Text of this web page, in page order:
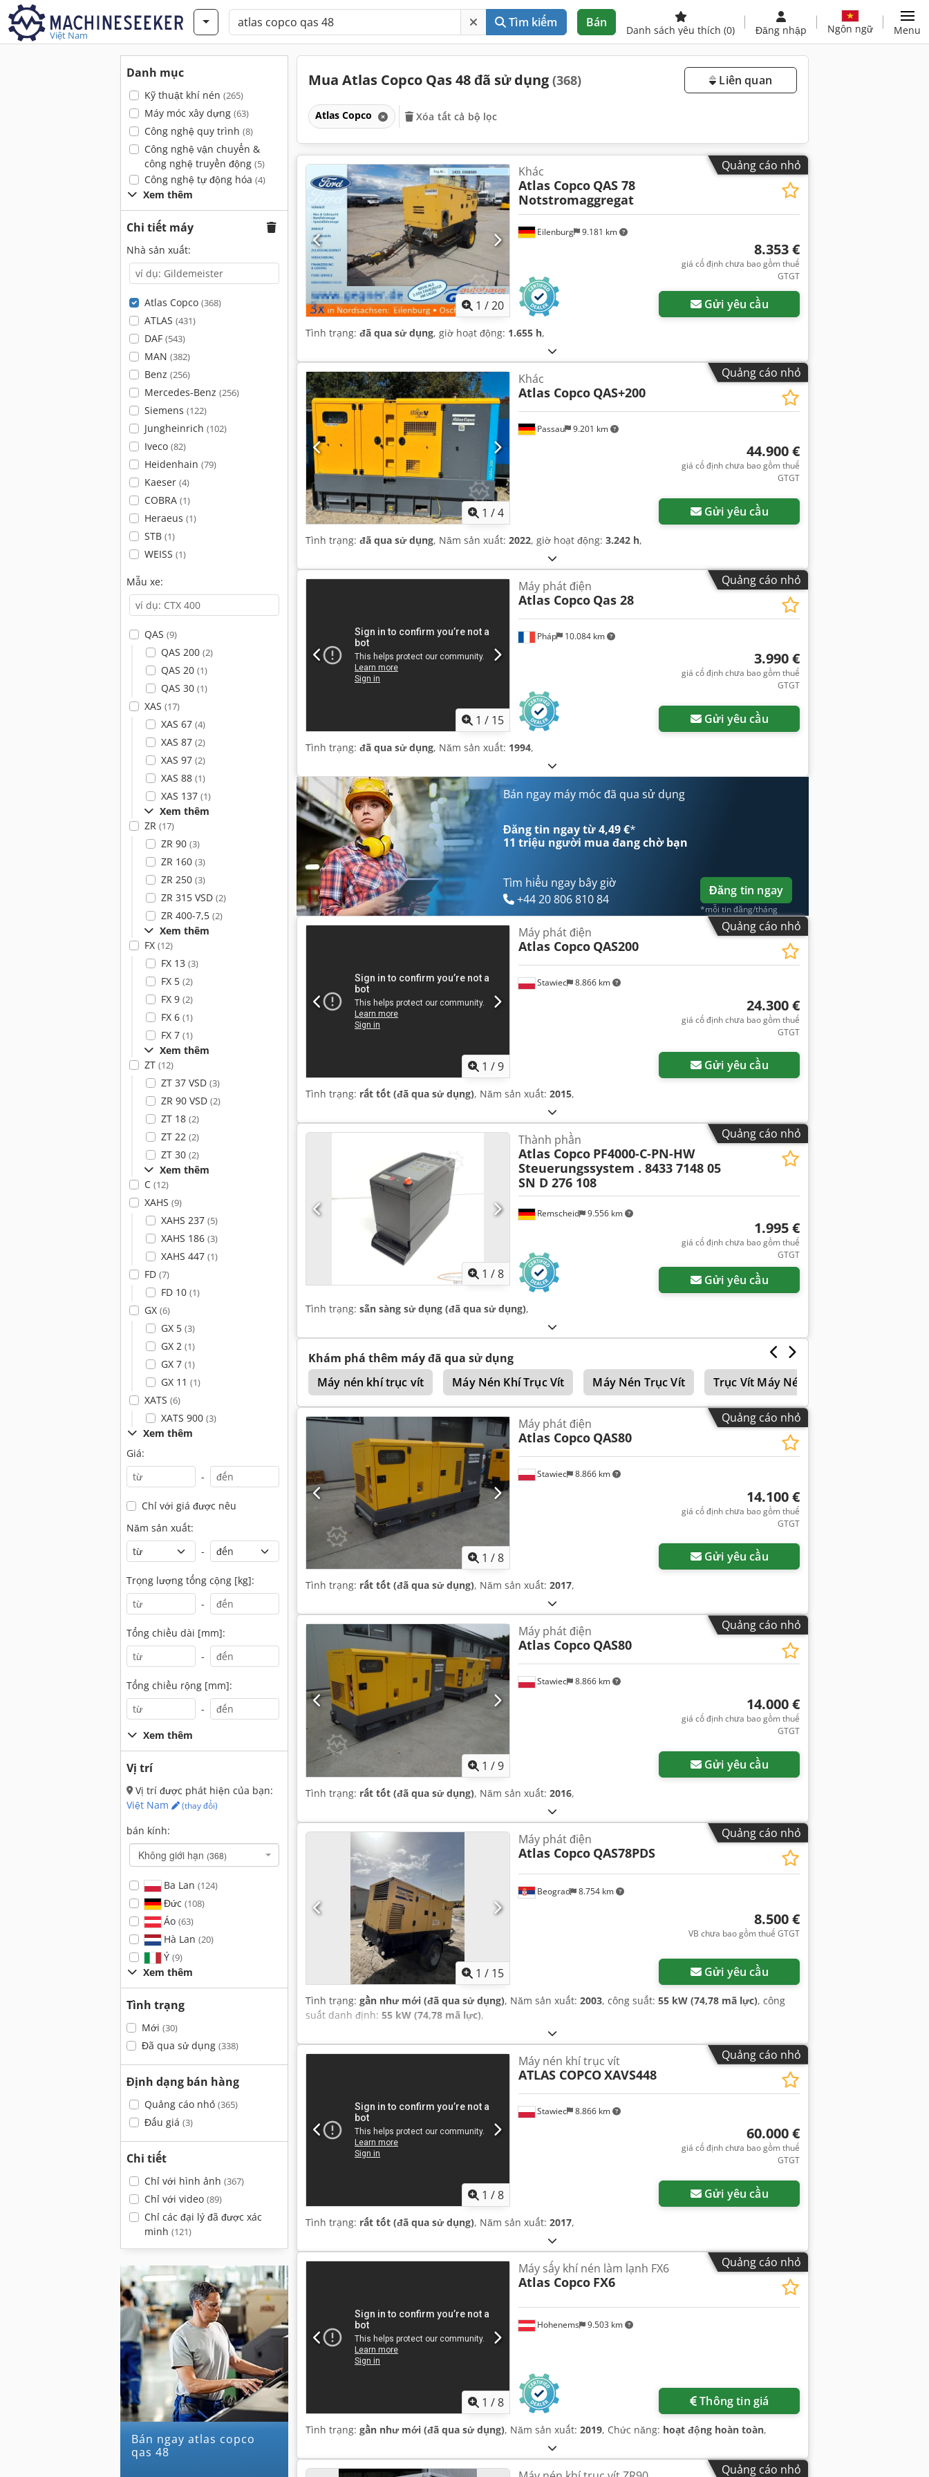
Việt Nam
Tìm kiếm Bán
Danh sách yêu thích (0) Đăng nhập Ngôn ngữ Menu
Danh mục
Kỹ thuật khí nén (265)
Máy móc xây dựng (63)
Công nghệ quy trình (8)
Công nghệ vận chuyển &
công nghệ truyền động (5)
Công nghệ tự động hóa (4)
Xem thêm
Chi tiết máy
Nhà sản xuất:
Atlas Copco (368)
ATLAS (431)
DAF (543)
MAN (382)
Benz (256)
Mercedes-Benz (256)
Siemens (122)
Jungheinrich (102)
Iveco (82)
Heidenhain (79)
Kaeser (4)
COBRA (1)
Heraeus (1)
STB (1)
WEISS (1)
Mẫu xe:
QAS (9)
QAS 200 (2)
QAS 20 (1)
QAS 30 (1)
XAS (17)
XAS 67 (4)
XAS 87 (2)
XAS 97 (2)
XAS 88 (1)
XAS 137 (1)
Xem thêm
ZR (17)
ZR 90 (3)
ZR 160 (3)
ZR 250 (3)
ZR 315 VSD (2)
ZR 400-7,5 (2)
Xem thêm
FX (12)
FX 13 (3)
FX 5 (2)
FX 9 (2)
FX 6 (1)
FX 7 (1)
Xem thêm
ZT (12)
ZT 37 VSD (3)
ZR 90 VSD (2)
ZT 18 (2)
ZT 22 (2)
ZT 30 (2)
Xem thêm
C (12)
XAHS (9)
XAHS 237 (5)
XAHS 186 (3)
XAHS 447 (1)
FD (7)
FD 10 (1)
GX (6)
GX 5 (3)
GX 2 (1)
GX 7 (1)
GX 11 (1)
XATS (6)
XATS 900 (3)
Xem thêm
Giá:
-
Chỉ với giá được nêu
Năm sản xuất:
-
Trọng lượng tổng cộng [kg]:
-
Tổng chiều dài [mm]:
-
Tổng chiều rộng [mm]:
-
Xem thêm
Vị trí
Vị trí được phát hiện của bạn:
Việt Nam
(thay đổi)
bán kính:
Không giới hạn (368)
Ba Lan (124)
Đức (108)
Áo (63)
Hà Lan (20)
Ý (9)
Xem thêm
Tình trạng
Mới (30)
Đã qua sử dụng (338)
Định dạng bán hàng
Quảng cáo nhỏ (365)
Đấu giá (3)
Chi tiết
Chỉ với hình ảnh (367)
Chỉ với video (89)
Chỉ các đại lý đã được xác
minh (121)
Bán ngay atlas copco
qas 48
Mua Atlas Copco Qas 48 đã sử dụng (368) Liên quan
Atlas Copco Xóa tất cả bộ lọc
Quảng cáo nhỏ
1 /20
Eilenburg 9.181 km
Khác
Atlas Copco QAS 78
Notstromaggregat
8.353 €
giá cố định chưa bao gồm thuế
GTGT
Gửi yêu cầu
Tình trạng: đã qua sử dụng, giờ hoạt động: 1.655 h,
Quảng cáo nhỏ
1 /4
Passau 9.201 km
Khác
Atlas Copco QAS+200
44.900 €
giá cố định chưa bao gồm thuế
GTGT
Gửi yêu cầu
Tình trạng: đã qua sử dụng, Năm sản xuất: 2022, giờ hoạt động: 3.242 h,
Quảng cáo nhỏ
1 / 15
Pháp 10.084 km
Máy phát điện
Atlas Copco Qas 28
3.990 €
giá cố định chưa bao gồm thuế
GTGT
Gửi yêu cầu
Tình trạng: đã qua sử dụng, Năm sản xuất: 1994,
Bán ngay máy móc đã qua sử dụng
Đăng tin ngay từ 4,49 €*
11 triệu người mua đang chờ bạn
Tìm hiểu ngay bây giờ
+44 20 806 810 84
Đăng tin ngay
*mỗi tin đăng/tháng
Quảng cáo nhỏ
1 /9
Stawiec 8.866 km
Máy phát điện
Atlas Copco QAS200
24.300 €
giá cố định chưa bao gồm thuế
GTGT
Gửi yêu cầu
Tình trạng: rất tốt (đã qua sử dụng), Năm sản xuất: 2015,
Quảng cáo nhỏ
1 /8
Remscheid 9.556 km
Thành phần
Atlas Copco PF4000-C-PN-HW
Steuerungssystem . 8433 7148 05
SN D 276 108
1.995 €
giá cố định chưa bao gồm thuế
GTGT
Gửi yêu cầu
Tình trạng: sẵn sàng sử dụng (đã qua sử dụng),
Khám phá thêm máy đã qua sử dụng
Máy nén khí trục vít
Máy Nén Khí Trục Vít Máy Nén Trục Vít Trục Vít Máy Nén Khí-Msk Tôi
Máy Phát Điện Hút Thuốc Lá
Quảng cáo nhỏ
1 /8
Stawiec 8.866 km
Máy phát điện
Atlas Copco QAS80
14.100 €
giá cố định chưa bao gồm thuế
GTGT
Gửi yêu cầu
Tình trạng: rất tốt (đã qua sử dụng), Năm sản xuất: 2017,
Quảng cáo nhỏ
1 /9
Stawiec 8.866 km
Máy phát điện
Atlas Copco QAS80
14.000 €
giá cố định chưa bao gồm thuế
GTGT
Gửi yêu cầu
Tình trạng: rất tốt (đã qua sử dụng), Năm sản xuất: 2016,
Quảng cáo nhỏ
1 / 15
Beograd 8.754 km
Máy phát điện
Atlas Copco QAS78PDS
8.500 €
VB chưa bao gồm thuế GTGT
Gửi yêu cầu
Tình trạng: gần như mới (đã qua sử dụng), Năm sản xuất: 2003, công suất: 55 kW (74,78 mã lực), công
suất danh định: 55 kW (74,78 mã lực),
Quảng cáo nhỏ
1 /8
Stawiec 8.866 km
Máy nén khí trục vít
ATLAS COPCOXAVS448
60.000 €
giá cố định chưa bao gồm thuế
GTGT
Gửi yêu cầu
Tình trạng: rất tốt (đã qua sử dụng), Năm sản xuất: 2017,
Quảng cáo nhỏ
1 /8
Hohenems 9.503 km
Máy sấy khí nén làm lạnh FX6
Atlas Copco FX6
Thông tin giá
Tình trạng: gần như mới (đã qua sử dụng), Năm sản xuất: 2019, Chức năng: hoạt động hoàn toàn,
Quảng cáo nhỏ